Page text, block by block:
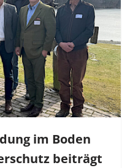
im Boden
beiträgt